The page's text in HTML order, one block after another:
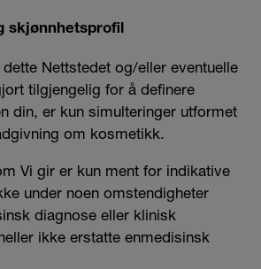
skjønnhetsprofil
Nettstedet og/eller eventuelle
tilgjengelig for å definere
din, er kun simulteringer utformet
om kosmetikk.
Vi gir er kun ment for indikative
under noen omstendigheter
diagnose eller klinisk
ikke erstatte enmedisinsk